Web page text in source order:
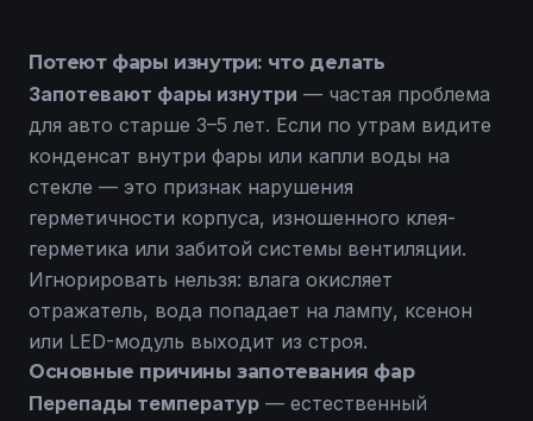
Потеют фары изнутри: что делать
Запотевают фары изнутри — частая проблема
для авто старше 3–5 лет. Если по утрам видите
конденсат внутри фары или капли воды на
стекле — это признак нарушения
герметичности корпуса, изношенного клея-
герметика или забитой системы вентиляции.
Игнорировать нельзя: влага окисляет
отражатель, вода попадает на лампу, ксенон
или LED-модуль выходит из строя.
Основные причины запотевания фар
Перепады температур — естественный